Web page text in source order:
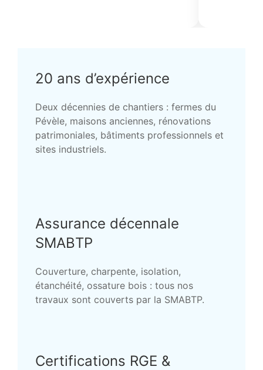
20 ans d’expérience
Deux décennies de chantiers : fermes du
Pévèle, maisons anciennes, rénovations
patrimoniales, bâtiments professionnels et
sites industriels.
Assurance décennale
SMABTP
Couverture, charpente, isolation,
étanchéité, ossature bois : tous nos
travaux sont couverts par la SMABTP.
Certifications RGE &